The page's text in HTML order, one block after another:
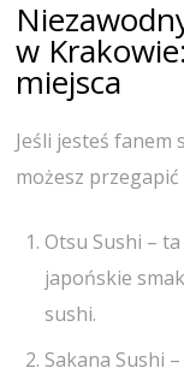
w
miejsca
Jeśli jesteś fanem
możesz przegapić
Otsu Sushi –
japońskie
sushi.
Sakana Sushi